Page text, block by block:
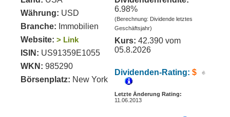
Währung: USD
Branche: Immobilien
Website: > Link
ISIN: US91359E1055
WKN: 985290
Börsenplatz: New York
6.98%
(Berechnung: Dividende letztes
Geschäftsjahr)
Kurs: 42.390 vom
05.8.2026
Dividenden-Rating: $
Letzte Änderung Rating:
11.06.2013